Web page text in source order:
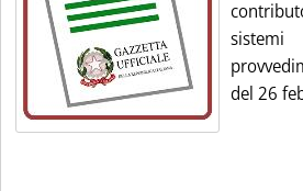
del 26